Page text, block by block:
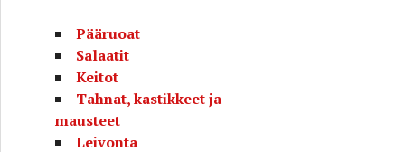
Pääruoat
Salaatit
Keitot
Tahnat, kastikkeet ja
mausteet
Leivonta